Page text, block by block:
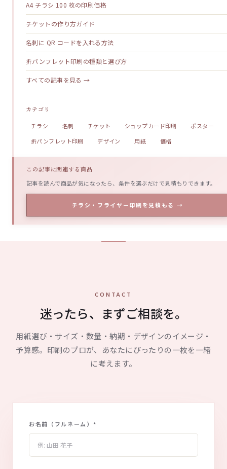
A4 チラシ 100 枚の印刷価格
チケットの作り方ガイド
名刺に QR コードを入れる方法
折パンフレット印刷の種類と選び方
すべての記事を見る →
カテゴリ
チラシ 名刺 チケット ショップカード印刷
ポスター
折パンフレット印刷
デザイン 用紙 価格
この記事に関連する商品
記事を読んで商品が気になったら、条件を選ぶだけで見積もりできます。
チラシ・フライヤー印刷を見積もる →
CONTACT
迷ったら、まずご相談を。
用紙選び・サイズ・数量・納期・デザインのイメージ・
予算感。印刷のプロが、あなたにぴったりの一枚を一緒
に考えます。
お名前（フルネーム） *